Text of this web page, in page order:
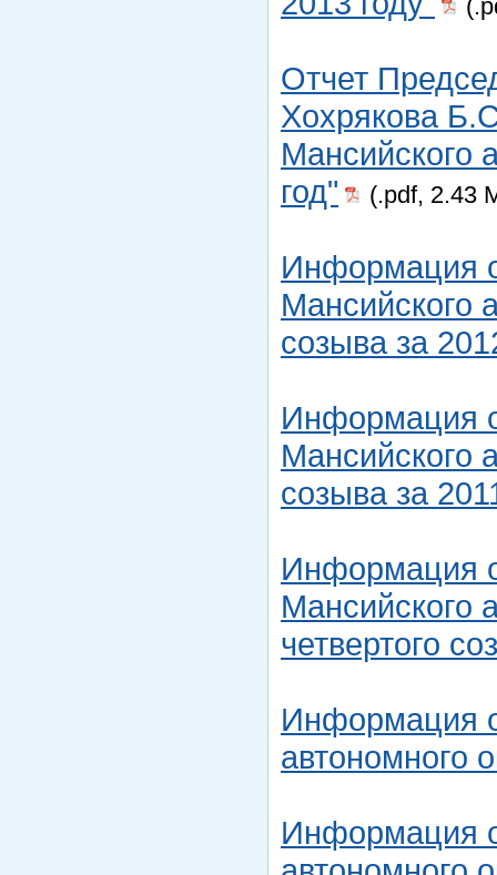
Отчет
Хохрякова
Мансийского
год"
(.pdf, 2.43
Информация
Мансийского
созыва за
Информация
Мансийского
созыва за
Информация
Мансийского
четвертого
Информация
автономного
Информация